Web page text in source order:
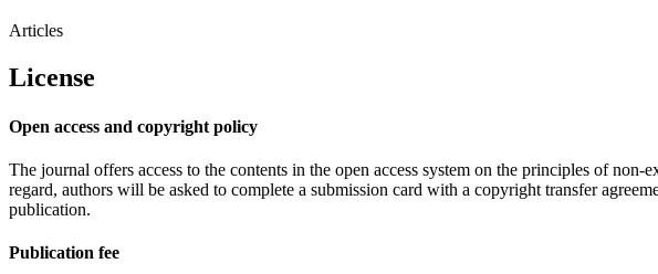
Articles
License
Open access and copyright policy
The journal offers access to the contents in the open access system on the principles of non-
regard, authors will be asked to complete a submission card with a copyright transfer
publication.
Publication fee